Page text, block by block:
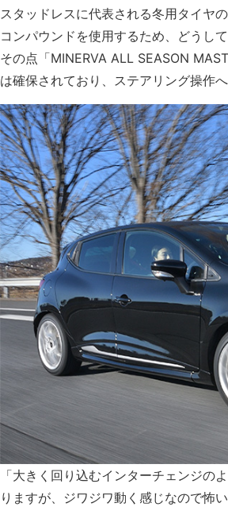
スタッドレスに代表される冬用タイヤ
コンパウンドを使用するため、どうし
その点「MINERVA ALL SEASON
は確保されており、ステアリング操作
「大きく回り込むインターチェンジの
りますが、ジワジワ動く感じなので怖